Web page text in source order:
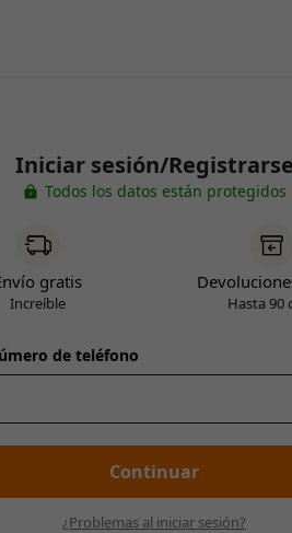
Iniciar sesión/Registrarse
Todos los datos están protegidos
gratis
Increíble Hasta 90
de teléfono
Continuar
¿Problemas al iniciar sesión?